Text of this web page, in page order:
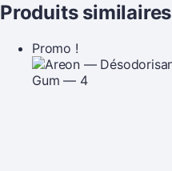
Produits similaires
Promo !